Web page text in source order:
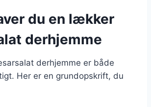
du en lækker
derhjemme
derhjemme er både
Her er en grundopskrift, du